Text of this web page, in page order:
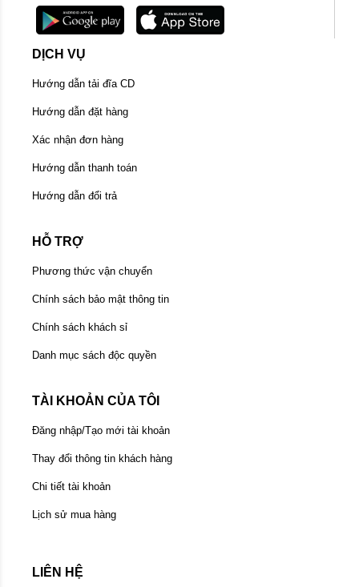
DỊCH VỤ
Hướng dẫn tải đĩa CD
Hướng dẫn đặt hàng
Xác nhận đơn hàng
Hướng dẫn thanh toán
Hướng dẫn đổi trả
HỖ TRỢ
Phương thức vận chuyển
Chính sách bảo mật thông tin
Chính sách khách sỉ
Danh mục sách độc quyền
TÀI KHOẢN CỦA TÔI
Đăng nhập/Tạo mới tài khoản
Thay đổi thông tin khách hàng
Chi tiết tài khoản
Lịch sử mua hàng
LIÊN HỆ